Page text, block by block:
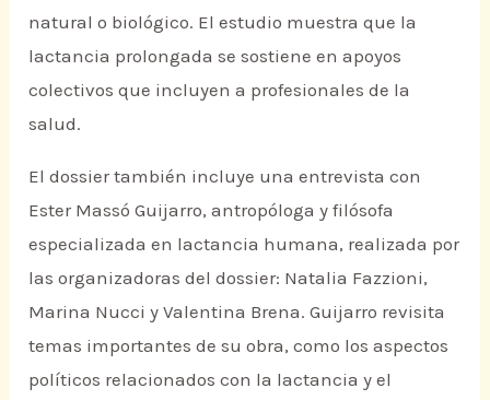
natural o biológico. El estudio muestra que la
lactancia prolongada se sostiene en apoyos
colectivos que incluyen a profesionales de la
salud.
El dossier también incluye una entrevista con
Ester Massó Guijarro, antropóloga y filósofa
especializada en lactancia humana, realizada por
las organizadoras del dossier: Natalia Fazzioni,
Marina Nucci y Valentina Brena. Guijarro revisita
temas importantes de su obra, como los aspectos
políticos relacionados con la lactancia y el